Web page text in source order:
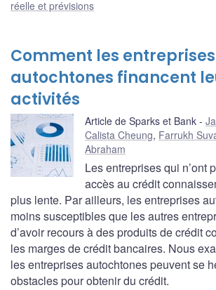
réelle et prévisions
Comment les entreprises
autochtones financent
activités
Article de Sparks et Bank
Calista Cheung, Farrukh
Abraham
Les entreprises qui n’ont
accès au crédit
plus lente. Par ailleurs, les entreprises
moins susceptibles que les autres
d’avoir recours à des produits de crédit
les marges de crédit bancaires. Nous
les entreprises autochtones peuvent se
obstacles pour obtenir du crédit.